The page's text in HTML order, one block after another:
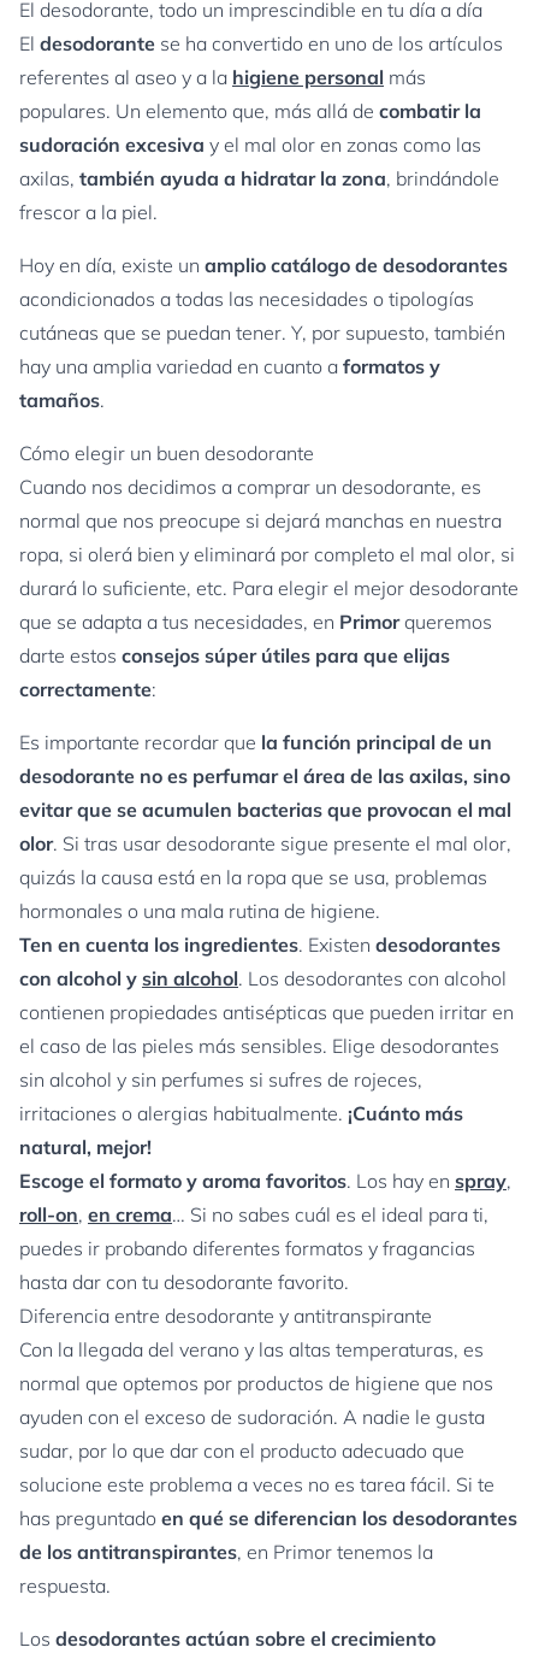
El desodorante, todo un imprescindible en tu día a día
El desodorante se ha convertido en uno de los artículos
referentes al aseo y a la higiene personal más
populares. Un elemento que, más allá de combatir la
sudoración excesiva y el mal olor en zonas como las
axilas, también ayuda a hidratar la zona, brindándole
frescor a la piel.
Hoy en día, existe un amplio catálogo de desodorantes
acondicionados a todas las necesidades o tipologías
cutáneas que se puedan tener. Y, por supuesto, también
hay una amplia variedad en cuanto a formatos y
tamaños.
Cómo elegir un buen desodorante
Cuando nos decidimos a comprar un desodorante, es
normal que nos preocupe si dejará manchas en nuestra
ropa, si olerá bien y eliminará por completo el mal olor, si
durará lo suficiente, etc. Para elegir el mejor desodorante
que se adapta a tus necesidades, en Primorqueremos
darte estos consejos súper útiles para que elijas
correctamente:
Es importante recordar que la función principal de un
desodorante no es perfumar el área de las axilas, sino
evitar que se acumulen bacterias que provocan el mal
olor. Si tras usar desodorante sigue presente el mal olor,
quizás la causa está en la ropa que se usa, problemas
hormonales o una mala rutina de higiene.
Ten en cuenta los ingredientes. Existen desodorantes
con alcohol y sin alcohol. Los desodorantes con alcohol
contienen propiedades antisépticas que pueden irritar en
el caso de las pieles más sensibles. Elige desodorantes
sin alcohol y sin perfumes si sufres de rojeces,
irritaciones o alergias habitualmente. ¡Cuánto más
natural, mejor!
Escoge el formato y aroma favoritos. Los hay en spray,
roll-on, en crema… Si no sabes cuál es el ideal para ti,
puedes ir probando diferentes formatos y fragancias
hasta dar con tu desodorante favorito.
Diferencia entre desodorante y antitranspirante
Con la llegada del verano y las altas temperaturas, es
normal que optemos por productos de higiene que nos
ayuden con el exceso de sudoración. A nadie le gusta
sudar, por lo que dar con el producto adecuado que
solucione este problema a veces no es tarea fácil. Si te
has preguntado en qué se diferencian los desodorantes
de los antitranspirantes, en Primor tenemos la
respuesta.
Los desodorantes actúan sobre el crecimiento